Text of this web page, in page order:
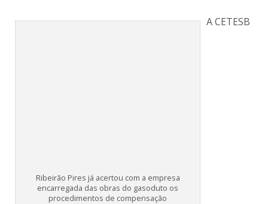
Ribeirão Pires já acertou com a empresa
encarregada das obras do gasoduto os
procedimentos de compensação
A CETESB